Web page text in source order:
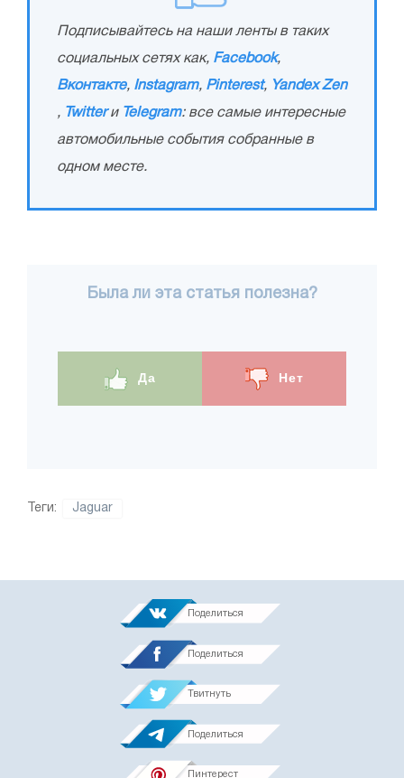
Подписывайтесь на наши ленты в таких
социальных сетях как, Facebook,
Вконтакте, Instagram, Pinterest, Yandex Zen
, Twitterи Telegram: все самые интересные
автомобильные события собранные в
одном месте.
Была ли эта статья полезна?
Да Нет
Теги: Jaguar
Поделиться
Поделиться
Твитнуть
Поделиться
Пинтерест